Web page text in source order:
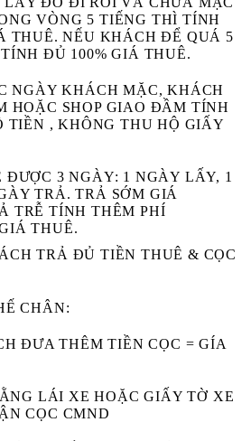
VÒNG 5 TIẾNG THÌ TÍNH
THUÊ. NẾU KHÁCH ĐỂ QUÁ 5
ĐỦ 100% GIÁ THUÊ.
NGÀY KHÁCH MẶC, KHÁCH
HOẶC SHOP GIAO ĐẦM TÍNH
TIỀN , KHÔNG THU HỘ GIẤY
ĐƯỢC 3 NGÀY: 1 NGÀY LẤY, 1
TRẢ. TRẢ SỚM GIÁ
TRỄ TÍNH THÊM PHÍ
THUÊ.
TRẢ ĐỦ TIỀN THUÊ & CỌC
CHÂN:
ĐƯA THÊM TIỀN CỌC = GÍA
LÁI XE HOẶC GIẤY TỜ XE
CỌC CMND